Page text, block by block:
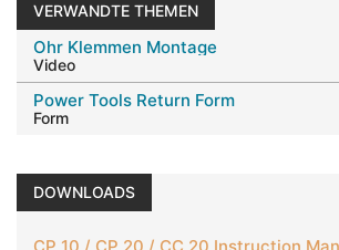
VERWANDTE THEMEN
Ohr Klemmen Montage
Video
Power Tools Return Form
Form
DOWNLOADS